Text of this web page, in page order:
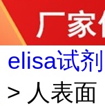
elisa试剂
> 人表面